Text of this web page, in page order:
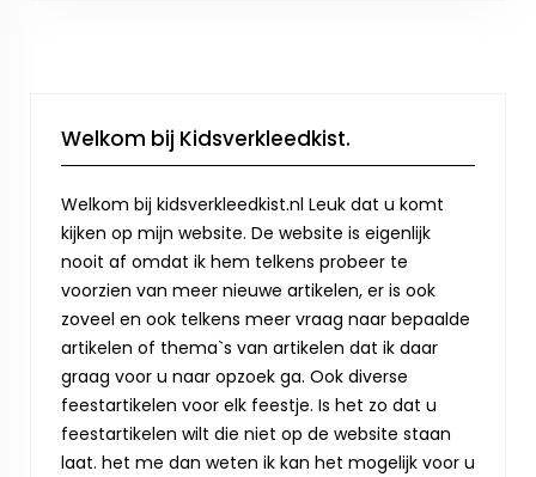
Welkom bij Kidsverkleedkist.
Welkom bij kidsverkleedkist.nl Leuk dat u komt
kijken op mijn website. De website is eigenlijk
nooit af omdat ik hem telkens probeer te
voorzien van meer nieuwe artikelen, er is ook
zoveel en ook telkens meer vraag naar bepaalde
artikelen of thema`s van artikelen dat ik daar
graag voor u naar opzoek ga. Ook diverse
feestartikelen voor elk feestje. Is het zo dat u
feestartikelen wilt die niet op de website staan
laat. het me dan weten ik kan het mogelijk voor u